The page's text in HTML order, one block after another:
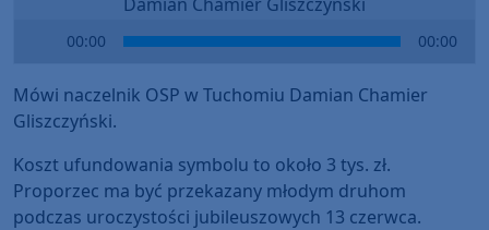
00:00 00:00
Mówi naczelnik OSP w Tuchomiu Damian Chamier
Gliszczyński.
Koszt ufundowania symbolu to około 3 tys. zł.
Proporzec ma być przekazany młodym druhom
podczas uroczystości jubileuszowych 13 czerwca.